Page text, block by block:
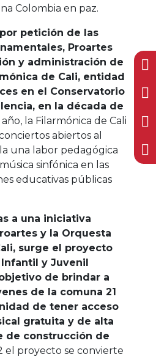
Colombia en paz.
petición de las
Proartes
y administración de
de Cali, entidad
en el Conservatorio
en la década de
año, la Filarmónica de Cali
abiertos al
una labor pedagógica
sinfónica en las
educativas públicas
a una iniciativa
y la Orquesta
surge el proyecto
y Juvenil
de brindar a
de la comuna 21
de tener acceso
gratuita y de alta
de construcción de
el proyecto se convierte